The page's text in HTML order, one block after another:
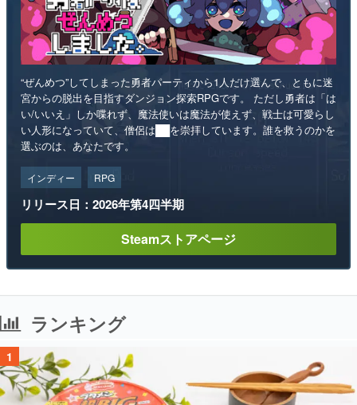
“ぜんめつ”してしまった勇者パーティから1人だけ選んで、ともに迷
宮からの脱出を目指すダンジョン探索RPGです。 ただし勇者は「は
い/いいえ」しか喋れず、魔法使いは魔法が使えず、戦士は可愛らし
い人形になっていて、僧侶は██を崇拝しています。誰を救うのかを
選ぶのは、あなたです。
インディー RPG
リリース日：2026年第4四半期
Steamストアページ
ランキング
1